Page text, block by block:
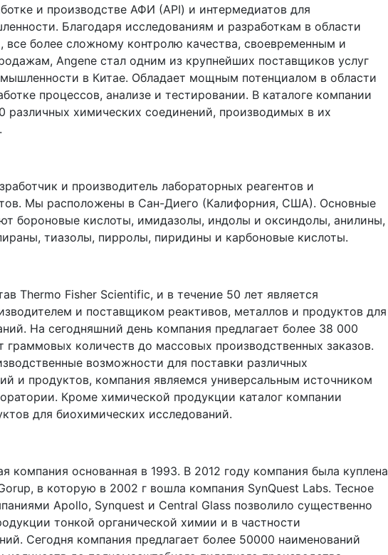
и производстве АФИ (API) и интермедиатов для
Благодаря исследованиям и разработкам в области
все более сложному контролю качества, своевременным и
Angene стал одним из крупнейших поставщиков услуг
в Китае. Обладает мощным потенциалом в области
процессов, анализе и тестировании. В каталоге компании
различных химических соединений, производимых в их
и производитель лабораторных реагентов и
Мы расположены в Сан-Диего (Калифорния, США). Основные
бороновые кислоты, имидазолы, индолы и оксиндолы, анилины,
тиазолы, пирролы, пиридины и карбоновые кислоты.
Thermo Fisher Scientific, и в течение 50 лет является
и поставщиком реактивов, металлов и продуктов для
На сегодняшний день компания предлагает более 38 000
граммовых количеств до массовых производственных заказов.
возможности для поставки различных
и продуктов, компания являемся универсальным источником
Кроме химической продукции каталог компании
для биохимических исследований.
компания основанная в 1993. В 2012 году компания была куплена
в которую в 2002 г вошла компания SynQuest Labs. Тесное
Apollo, Synquest и Central Glass позволило существенно
тонкой органической химии и в частности
Сегодня компания предлагает более 50000 наименований